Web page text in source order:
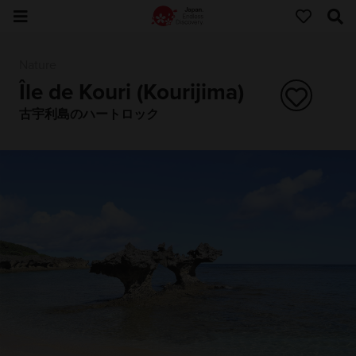
Île de Kouri (Kourijima)
古宇利島のハートロック